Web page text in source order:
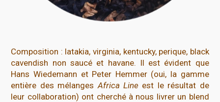
Composition : latakia, virginia, kentucky, perique, black
cavendish non saucé et havane. Il est évident que
Hans Wiedemann et Peter Hemmer (oui, la gamme
entière des mélanges Africa Line est le résultat de
leur collaboration) ont cherché à nous livrer un blend